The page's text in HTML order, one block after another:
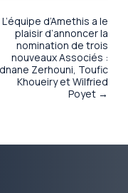
L’équipe d’Amethis a le
plaisir d’annoncer la
nomination de trois
nouveaux Associés :
Zerhouni, Toufic
Khoueiry et Wilfried
Poyet →